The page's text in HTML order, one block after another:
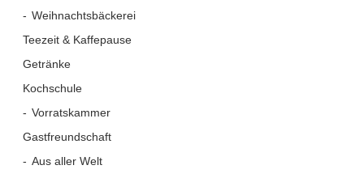
Weihnachtsbäckerei
Teezeit & Kaffepause
Getränke
Kochschule
Vorratskammer
Gastfreundschaft
Aus aller Welt